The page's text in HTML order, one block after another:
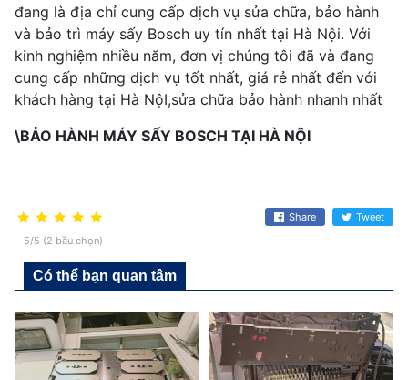
đang là địa chỉ cung cấp dịch vụ sửa chữa, bảo hành
và bảo trì máy sấy Bosch uy tín nhất tại Hà Nội. Với
kinh nghiệm nhiều năm, đơn vị chúng tôi đã và đang
cung cấp những dịch vụ tốt nhất, giá rẻ nhất đến với
khách hàng tại Hà NộI,sửa chữa bảo hành nhanh nhất
\BẢO HÀNH MÁY SẤY BOSCH TẠI HÀ NỘI
5/5 (2 bầu chọn)
Share Tweet
Có thể bạn quan tâm